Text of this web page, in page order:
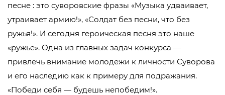
песне : это суворовские фразы «Музыка удваивает,
утраивает армию!», «Солдат без песни, что без
ружья!». И сегодня героическая песня это наше
«ружье». Одна из главных задач конкурса —
привлечь внимание молодежи к личности Суворова
и его наследию как к примеру для подражания.
«Победи себя — будешь непобедим!».